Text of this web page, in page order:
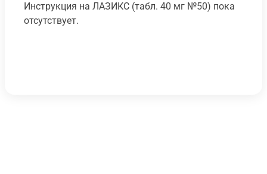
Инструкция на ЛАЗИКС (табл. 40 мг №50) пока
отсутствует.